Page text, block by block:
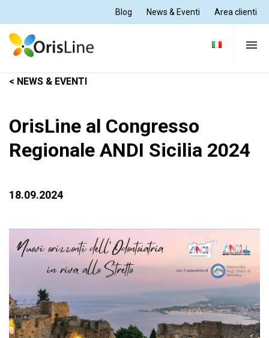
Blog News & Eventi Area clienti
Per Dentisti
Per Odontotecnici
Chi siamo
< NEWS & EVENTI
OrisLine al Congresso
Regionale ANDI Sicilia 2024
18.09.2024